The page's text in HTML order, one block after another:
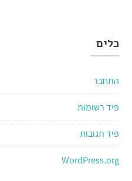
כלים
התחבר
פיד רשומות
פיד תגובות
WordPress.org